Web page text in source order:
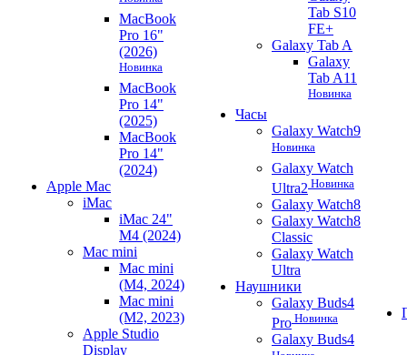
MacBook
Pro 16"
(2026)
Новинка
MacBook
Pro 14"
(2025)
MacBook
Pro 14"
(2024)
Apple Mac
iMac
iMac 24"
M4 (2024)
Mac mini
Mac mini
(M4, 2024)
Mac mini
(M2, 2023)
Apple Studio
Display
Tab S10
FE+
Galaxy Tab A
Galaxy
Tab A11
Новинка
Часы
Galaxy Watch9
Новинка
Galaxy Watch
Ultra2 Новинка
Galaxy Watch8
Galaxy Watch8
Classic
Galaxy Watch
Ultra
Наушники
Galaxy Buds4
Pro Новинка
Galaxy Buds4